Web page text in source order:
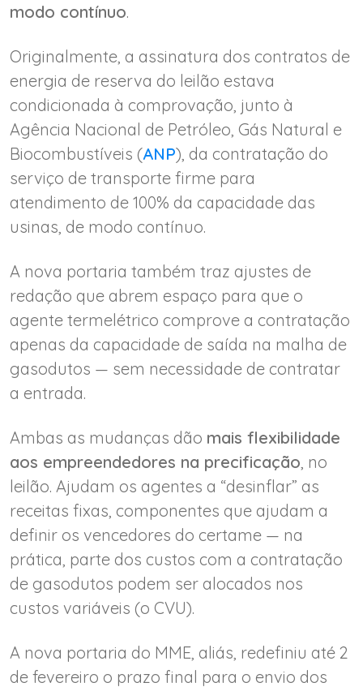
modo contínuo.
Originalmente, a assinatura dos contratos de
energia de reserva do leilão estava
condicionada à comprovação, junto à
Agência Nacional de Petróleo, Gás Natural e
Biocombustíveis (ANP), da contratação do
serviço de transporte firme para
atendimento de 100% da capacidade das
usinas, de modo contínuo.
A nova portaria também traz ajustes de
redação que abrem espaço para que o
agente termelétrico comprove a contratação
apenas da capacidade de saída na malha de
gasodutos — sem necessidade de contratar
a entrada.
Ambas as mudanças dão mais flexibilidade
aos empreendedores na precificação , no
leilão. Ajudam os agentes a “desinflar” as
receitas fixas, componentes que ajudam a
definir os vencedores do certame — na
prática, parte dos custos com a contratação
de gasodutos podem ser alocados nos
custos variáveis (o CVU).
A nova portaria do MME, aliás, redefiniu até 2
de fevereiro o prazo final para o envio dos